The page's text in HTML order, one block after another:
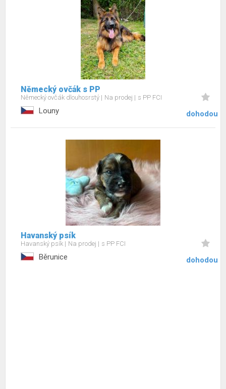
Německý ovčák s PP
Německý ovčák dlouhosrstý Na prodej s PP FCI
Louny dohodou
Havanský psík
Havanský psík Na prodej s PP FCI
Běrunice dohodou